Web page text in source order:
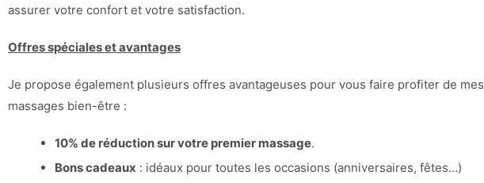
assurer votre confort et votre satisfaction.
Offres spéciales et avantages
Je propose également plusieurs offres avantageuses pour vous faire profiter de mes
massages bien-être :
10% de réduction sur votre premier massage.
Bons cadeaux : idéaux pour toutes les occasions (anniversaires, fêtes…)